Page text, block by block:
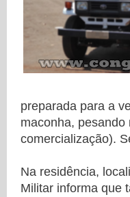
preparada para a
maconha,
comercialização).
Na residência,
Militar informa que